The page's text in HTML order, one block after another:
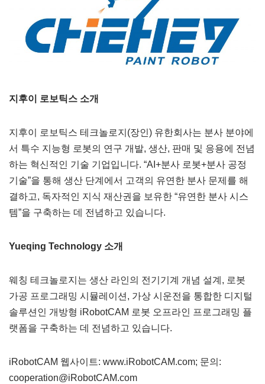
지후이 로보틱스 소개
지후이 로보틱스 테크놀로지(장인) 유한회사는 분사 분야에
서 특수 지능형 로봇의 연구 개발, 생산, 판매 및 응용에 전념
하는 혁신적인 기술 기업입니다. “AI+분사 로봇+분사 공정
기술”을 통해 생산 단계에서 고객의 유연한 분사 문제를 해
결하고, 독자적인 지식 재산권을 보유한 “유연한 분사 시스
템”을 구축하는 데 전념하고 있습니다.
Yueqing Technology 소개
웨칭 테크놀로지는 생산 라인의 전기기계 개념 설계, 로봇
가공 프로그래밍 시뮬레이션, 가상 시운전을 통합한 디지털
솔루션인 개방형 iRobotCAM 로봇 오프라인 프로그래밍 플
랫폼을 구축하는 데 전념하고 있습니다.
iRobotCAM 웹사이트: www.iRobotCAM.com; 문의:
cooperation@iRobotCAM.com